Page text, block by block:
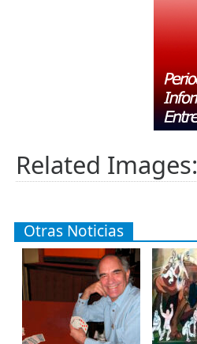
Related Images:
Otras Noticias